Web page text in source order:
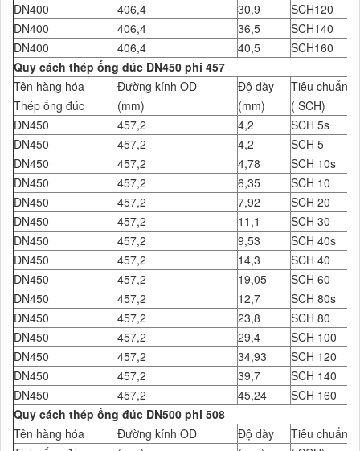
DN400
406,4 30,9
SCH120
DN400
406,4 36,5
SCH140
DN400
406,4 40,5
SCH160
Quy cách thép ống đúc DN450 phi 457
Tên hàng hóa
Đường kính OD Độ dày
Tiêu chuẩn
Thép ống đúc
(mm) (mm)
( SCH)
DN450
457,2 4,2
SCH 5s
DN450
457,2 4,2
SCH 5
DN450
457,2 4,78
SCH 10s
DN450
457,2 6,35
SCH 10
DN450
457,2 7,92
SCH 20
DN450
457,2 11,1
SCH 30
DN450
457,2 9,53
SCH 40s
DN450
457,2 14,3
SCH 40
DN450
457,2 19,05
SCH 60
DN450
457,2 12,7
SCH 80s
DN450
457,2 23,8
SCH 80
DN450
457,2 29,4
SCH 100
DN450
457,2 34,93
SCH 120
DN450
457,2 39,7
SCH 140
DN450
457,2 45,24
SCH 160
Quy cách thép ống đúc DN500 phi 508
Tên hàng hóa
Đường kính OD Độ dày
Tiêu chuẩn